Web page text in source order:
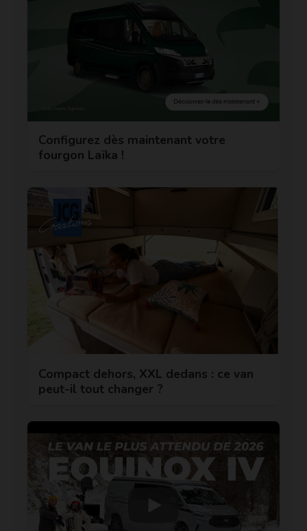
Configurez dès maintenant votre
fourgon Laïka !
Compact dehors, XXL dedans : ce van
peut-il tout changer ?